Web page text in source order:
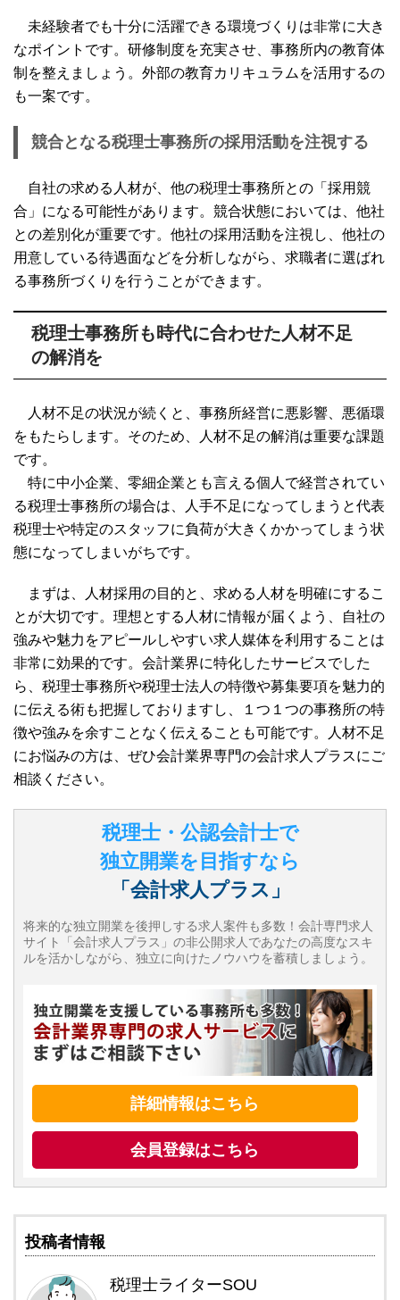
未経験者でも十分に活躍できる環境づくりは非常に大き
なポイントです。研修制度を充実させ、事務所内の教育体
制を整えましょう。外部の教育カリキュラムを活用するの
も一案です。
競合となる税理士事務所の採用活動を注視する
自社の求める人材が、他の税理士事務所との「採用競
合」になる可能性があります。競合状態においては、他社
との差別化が重要です。他社の採用活動を注視し、他社の
用意している待遇面などを分析しながら、求職者に選ばれ
る事務所づくりを行うことができます。
税理士事務所も時代に合わせた人材不足
の解消を
人材不足の状況が続くと、事務所経営に悪影響、悪循環
をもたらします。そのため、人材不足の解消は重要な課題
です。
特に中小企業、零細企業とも言える個人で経営されてい
る税理士事務所の場合は、人手不足になってしまうと代表
税理士や特定のスタッフに負荷が大きくかかってしまう状
態になってしまいがちです。
まずは、人材採用の目的と、求める人材を明確にするこ
とが大切です。理想とする人材に情報が届くよう、自社の
強みや魅力をアピールしやすい求人媒体を利用することは
非常に効果的です。会計業界に特化したサービスでした
ら、税理士事務所や税理士法人の特徴や募集要項を魅力的
に伝える術も把握しておりますし、１つ１つの事務所の特
徴や強みを余すことなく伝えることも可能です。人材不足
にお悩みの方は、ぜひ会計業界専門の会計求人プラスにご
相談ください。
税理士・公認会計士で
独立開業を目指すなら
「会計求人プラス」
将来的な独立開業を後押しする求人案件も多数！会計専門求人
サイト「会計求人プラス」の非公開求人であなたの高度なスキ
ルを活かしながら、独立に向けたノウハウを蓄積しましょう。
詳細情報はこちら
会員登録はこちら
投稿者情報
税理士ライターSOU